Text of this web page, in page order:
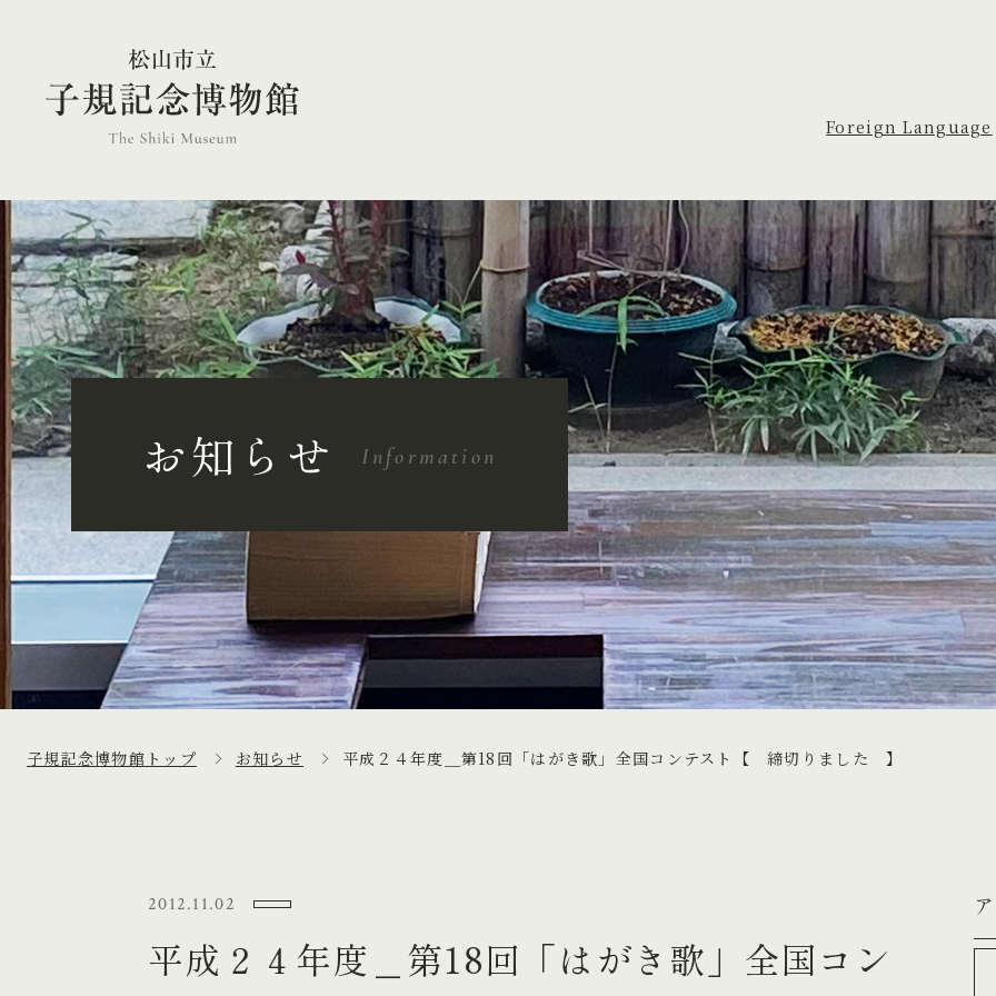
Foreign Language
お知らせ Information
子規記念博物館トップ お知らせ 平成２４年度＿第18回「はがき歌」全国コンテスト【 締切りました 】
2012.11.02
平成２４年度＿第18回「はがき歌」全国コン